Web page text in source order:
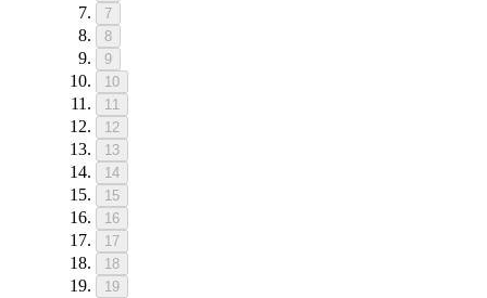
7
8
9
10
11
12
13
14
15
16
17
18
19